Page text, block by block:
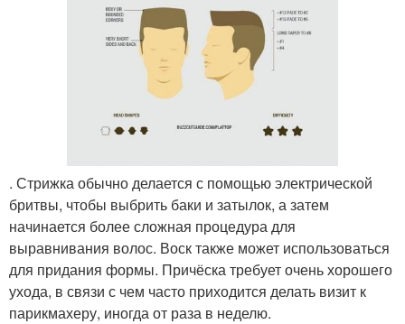
. Стрижка обычно делается с помощью электрической
бритвы, чтобы выбрить баки и затылок, а затем
начинается более сложная процедура для
выравнивания волос. Воск также может использоваться
для придания формы. Причёска требует очень хорошего
ухода, в связи с чем часто приходится делать визит к
парикмахеру, иногда от раза в неделю.